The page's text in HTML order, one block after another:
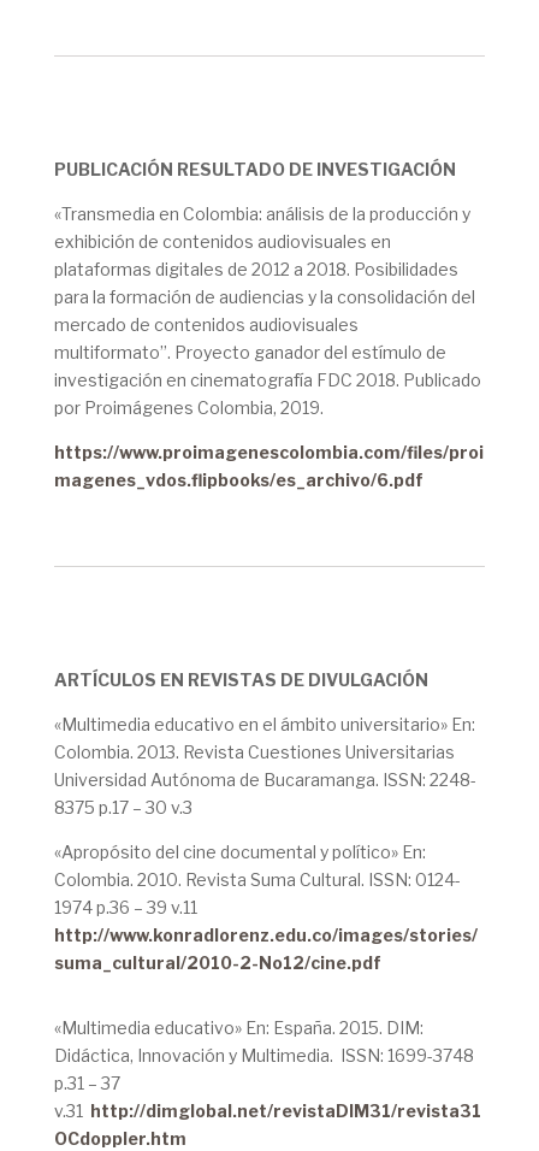
PUBLICACIÓN RESULTADO DE INVESTIGACIÓN
«Transmedia en Colombia: análisis de la producción y
exhibición de contenidos audiovisuales en
plataformas digitales de 2012 a 2018. Posibilidades
para la formación de audiencias y la consolidación del
mercado de contenidos audiovisuales
multiformato”. Proyecto ganador del estímulo de
investigación en cinematografía FDC 2018. Publicado
por Proimágenes Colombia, 2019.
https://www.proimagenescolombia.com/files/proi
magenes_vdos.flipbooks/es_archivo/6.pdf
ARTÍCULOS EN REVISTAS DE DIVULGACIÓN
«Multimedia educativo en el ámbito universitario» En:
Colombia. 2013. Revista Cuestiones Universitarias
Universidad Autónoma de Bucaramanga. ISSN: 2248-
8375 p.17 – 30 v.3
«Apropósito del cine documental y político» En:
Colombia. 2010. Revista Suma Cultural. ISSN: 0124-
1974 p.36 – 39 v.11
http://www.konradlorenz.edu.co/images/stories/
suma_cultural/2010-2-No12/cine.pdf
«Multimedia educativo» En: España. 2015. DIM:
Didáctica, Innovación y Multimedia. ISSN: 1699-3748
p.31 – 37
v.31 http://dimglobal.net/revistaDIM31/revista31
OCdoppler.htm